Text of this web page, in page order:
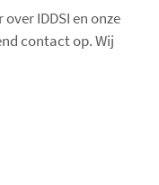
IDDSI en onze
contact op. Wij